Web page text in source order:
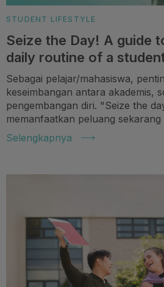
STUDENT LIFESTYLE
Seize the Day! A guide
daily routine of a
Sebagai pelajar/mahasiswa,
keseimbangan antara akademis,
pengembangan diri. "Seize the
memanfaatkan peluang sekarang
depan.
Selengkapnya